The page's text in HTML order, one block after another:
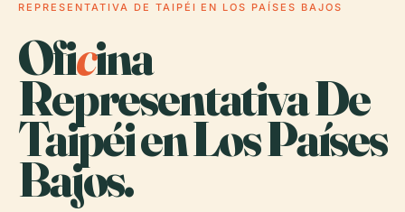
REPRESENTATIVA DE TAIPÉI EN LOS PAÍSES BAJOS
Oficina
Representativa De
Taipéi en Los Países
Bajos.